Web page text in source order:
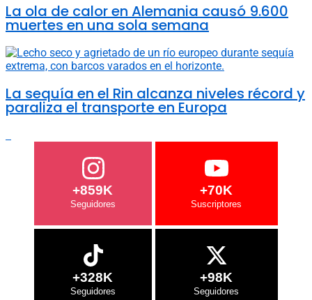
La ola de calor en Alemania causó 9.600
muertes en una sola semana
La sequía en el Rin alcanza niveles récord y
paraliza el transporte en Europa
+859K +70K
+328K +98K